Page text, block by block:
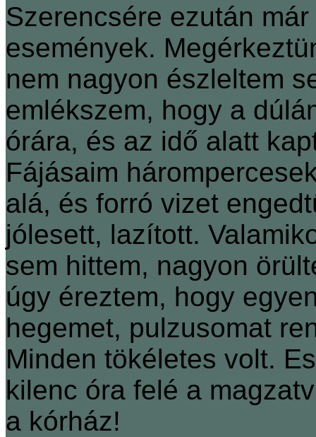
Szerencsére ezután
események.
nem nagyon észleltem
emlékszem, hogy a
órára, és az idő alatt
Fájásaim
alá, és forró vizet
jólesett, lazított.
sem hittem, nagyon
úgy éreztem, hogy
hegemet, pulzusomat
Minden tökéletes volt.
kilenc óra felé a
a kórház!